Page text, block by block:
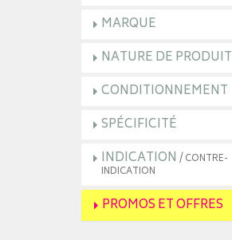
MARQUE
NATURE DE PRODUIT
CONDITIONNEMENT
SPÉCIFICITÉ
INDICATION / CONTRE-
INDICATION
PROMOS ET OFFRES